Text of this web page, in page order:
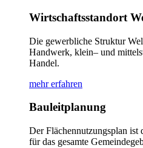
Wirtschaftsstandort
Die gewerbliche Struktur
Handwerk, klein– und
Handel.
mehr erfahren
Bauleitplanung
Der Flächennutzungsplan ist
für das gesamte